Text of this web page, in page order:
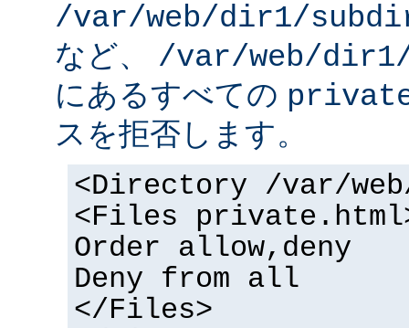
/var/web/dir1/
など、 /var/web/
にあるすべての
スを拒否します。
<Directory /var/
<Files
Order allow,deny
Deny from all
</Files>